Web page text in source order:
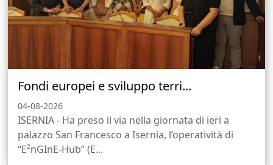
Fondi europei e sviluppo terri...
04-08-2026
ISERNIA - Ha preso il via nella giornata di ieri a
palazzo San Francesco a Isernia, l’operatività di
“E²nGInE-Hub” (E...